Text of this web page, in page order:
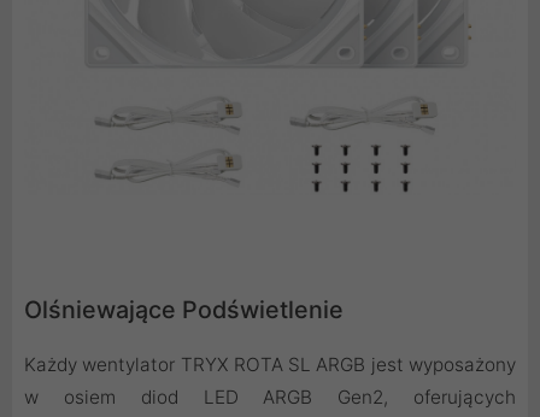
Olśniewające Podświetlenie
Każdy wentylator TRYX ROTA SL ARGB jest wyposażony
w osiem diod LED ARGB Gen2, oferujących